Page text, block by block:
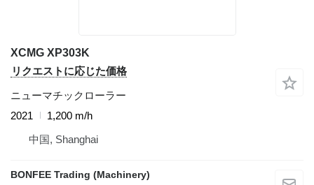
XCMG XP303K
リクエストに応じた価格
ニューマチックローラー
2021
1,200 m/h
中国, Shanghai
BONFEE Trading (Machinery)